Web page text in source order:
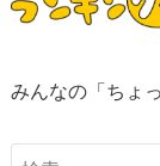
みんなの「ちょ